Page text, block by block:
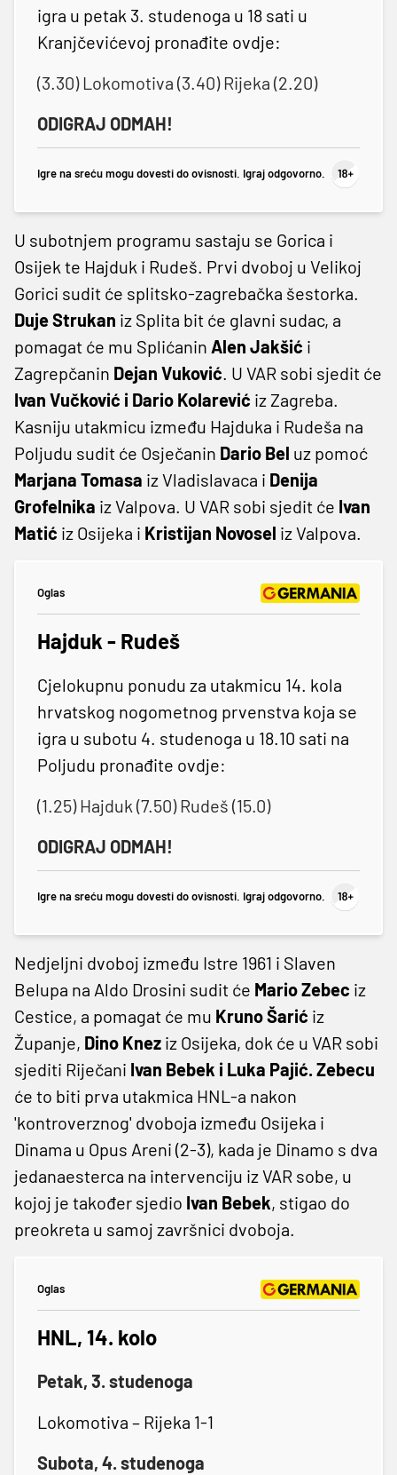
igra u petak 3. studenoga u 18 sati u
Kranjčevićevoj pronađite ovdje:
(3.30) Lokomotiva (3.40) Rijeka (2.20)
ODIGRAJ ODMAH!
Igre na sreću mogu dovesti do ovisnosti. Igraj odgovorno.
U subotnjem programu sastaju se Gorica i
Osijek te Hajduk i Rudeš. Prvi dvoboj u Velikoj
Gorici sudit će splitsko-zagrebačka šestorka.
Duje Strukan iz Splita bit će glavni sudac, a
pomagat će mu Splićanin Alen Jakšić i
Zagrepčanin Dejan Vuković. U VAR sobi sjedit će
Ivan Vučković i Dario Kolarević iz Zagreba.
Kasniju utakmicu između Hajduka i Rudeša na
Poljudu sudit će Osječanin Dario Bel uz pomoć
Marjana Tomasa iz Vladislavaca i Denija
Grofelnika iz Valpova. U VAR sobi sjedit će Ivan
Matić iz Osijeka i Kristijan Novosel iz Valpova.
Oglas
Hajduk - Rudeš
Cjelokupnu ponudu za utakmicu 14. kola
hrvatskog nogometnog prvenstva koja se
igra u subotu 4. studenoga u 18.10 sati na
Poljudu pronađite ovdje:
(1.25) Hajduk (7.50) Rudeš (15.0)
ODIGRAJ ODMAH!
Igre na sreću mogu dovesti do ovisnosti. Igraj odgovorno.
Nedjeljni dvoboj između Istre 1961 i Slaven
Belupa na Aldo Drosini sudit će Mario Zebec iz
Cestice, a pomagat će mu Kruno Šarić iz
Županje, Dino Knez iz Osijeka, dok će u VAR sobi
sjediti Riječani Ivan Bebek i Luka Pajić. Zebecu
će to biti prva utakmica HNL-a nakon
'kontroverznog' dvoboja između Osijeka i
Dinama u Opus Areni (2-3), kada je Dinamo s dva
jedanaesterca na intervenciju iz VAR sobe, u
kojoj je također sjedio Ivan Bebek, stigao do
preokreta u samoj završnici dvoboja.
Oglas
HNL, 14. kolo
Petak, 3. studenoga
Lokomotiva – Rijeka 1-1
Subota, 4. studenoga